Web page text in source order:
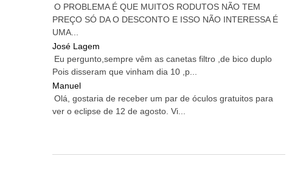
O PROBLEMA É QUE MUITOS RODUTOS NÃO TEM
PREÇO SÓ DA O DESCONTO E ISSO NÃO INTERESSA É
UMA...
José Lagem
Eu pergunto,sempre vêm as canetas filtro ,de bico duplo
Pois disseram que vinham dia 10 ,p...
Manuel
Olá, gostaria de receber um par de óculos gratuitos para
ver o eclipse de 12 de agosto. Vi...